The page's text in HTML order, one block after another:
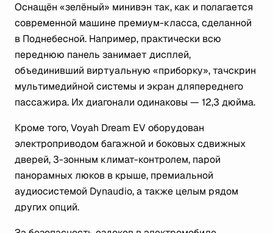
Оснащён «зелёный» минивэн так, как и полагается
современной машине премиум-класса, сделанной
в Поднебесной. Например, практически всю
переднюю панель занимает дисплей,
объединивший виртуальную «приборку», тачскрин
мультимедийной системы и экран дляпереднего
пассажира. Их диагонали одинаковы — 12,3 дюйма.
Кроме того, Voyah Dream EV оборудован
электроприводом багажной и боковых сдвижных
дверей, 3-зонным климат-контролем, парой
панорамных люков в крыше, премиальной
аудиосистемой Dynaudio, а также целым рядом
других опций.